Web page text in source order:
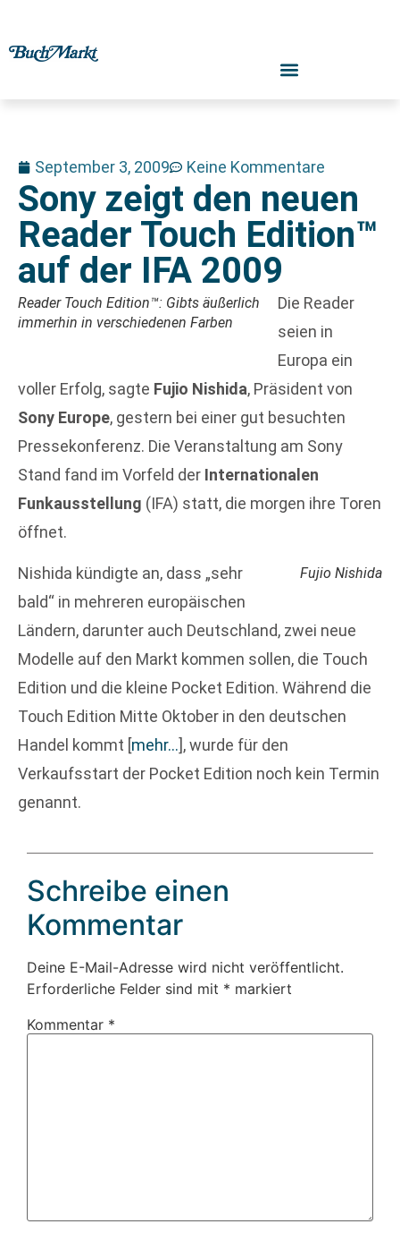
September 3, 2009 Keine Kommentare
Sony zeigt den neuen
Reader Touch Edition™
auf der IFA 2009
Reader Touch Edition™: Gibts äußerlich
immerhin in verschiedenen Farben
Die Reader
seien in
Europa ein
voller Erfolg, sagte Fujio Nishida, Präsident von
Sony Europe, gestern bei einer gut besuchten
Pressekonferenz. Die Veranstaltung am Sony
Stand fand im Vorfeld der Internationalen
Funkausstellung (IFA) statt, die morgen ihre Toren
öffnet.
Fujio Nishida
Nishida kündigte an, dass „sehr
bald“ in mehreren europäischen
Ländern, darunter auch Deutschland, zwei neue
Modelle auf den Markt kommen sollen, die Touch
Edition und die kleine Pocket Edition. Während die
Touch Edition Mitte Oktober in den deutschen
Handel kommt [mehr…], wurde für den
Verkaufsstart der Pocket Edition noch kein Termin
genannt.
Schreibe einen
Kommentar
Deine E-Mail-Adresse wird nicht veröffentlicht.
Erforderliche Felder sind mit * markiert
Kommentar *